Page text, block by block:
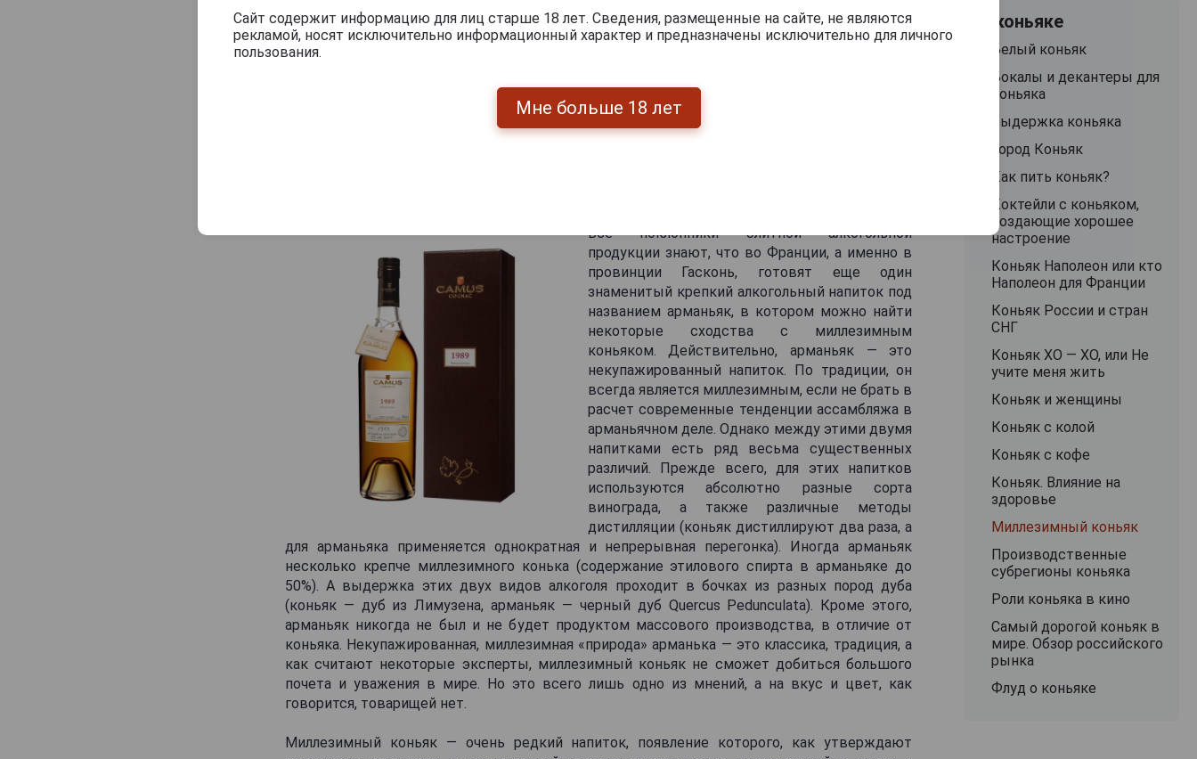
термина миллезим. Представим, что Вы пришли в винный магазин за коньяком и видите на
полке коньяк с пометкой «50 лет выдержки» и напиток, произведенный в 1962 году, о чем
свидетельствует цифра на этикетке. Отняв от текущего 2012-го года 1962, Вы посчитали,
все элементарно: первый 50-летний коньяк — это традиционный купажированный напиток,
состоящий из спиртов разного срока выдержки, а самому молодому спирту не менее 50
лет. То есть в составе такого напитка могут присутствовать спирты и 60-летней
Все поклонники элитной алкогольной
продукции знают, что во Франции, а именно в
провинции Гасконь, готовят еще один
знаменитый крепкий алкогольный напиток под
названием арманьяк, в котором можно найти
некоторые сходства с миллезимным
коньяком. Действительно, арманьяк — это
некупажированный напиток. По традиции, он
всегда является миллезимным, если не брать в
расчет современные тенденции ассамбляжа в
арманьячном деле. Однако между этими двумя
напитками есть ряд весьма существенных
различий. Прежде всего, для этих напитков
используются абсолютно разные сорта
винограда, а также различные методы
дистилляции (коньяк дистиллируют два раза, а
для арманьяка применяется однократная и непрерывная перегонка). Иногда арманьяк
несколько крепче миллезимного конька (содержание этилового спирта в арманьяке до
50%). А выдержка этих двух видов алкоголя проходит в бочках из разных пород дуба
(коньяк — дуб из Лимузена, арманьяк — черный дуб Quercus Pedunculata). Кроме этого,
арманьяк никогда не был и не будет продуктом массового производства, в отличие от
коньяка. Некупажированная, миллезимная «природа» арманька — это классика, традиция, а
как считают некоторые эксперты, миллезимный коньяк не сможет добиться большого
почета и уважения в мире. Но это всего лишь одно из мнений, а на вкус и цвет, как
говорится, товарищей нет.
Миллезимный коньяк — очень редкий напиток, появление которого, как утверждают
О коньяке
Белый коньяк
Бокалы и декантеры для
коньяка
Выдержка коньяка
Город Коньяк
Как пить коньяк?
Коктейли с коньяком,
создающие хорошее
настроение
Коньяк Наполеон или кто
Наполеон для Франции
Коньяк России и стран
СНГ
Коньяк ХО — XO, или Не
учите меня жить
Коньяк и женщины
Коньяк с колой
Коньяк с кофе
Коньяк. Влияние на
здоровье
Миллезимный коньяк
Производственные
субрегионы коньяка
Роли коньяка в кино
Самый дорогой коньяк в
мире. Обзор российского
рынка
Флуд о коньяке
Сайт содержит информацию для лиц старше 18 лет. Сведения, размещенные на сайте, не являются
рекламой, носят исключительно информационный характер и предназначены исключительно для личного
пользования.
Мне больше 18 лет